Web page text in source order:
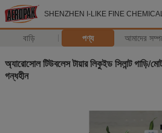
SHENZHEN I-LIKE FINE
বাড়ি পণ্য আমাদের
অ্যারোসোল টিউবলেস টায়ার লিকুইড সিলান্ট গাড়ি/
গন্ধহীন